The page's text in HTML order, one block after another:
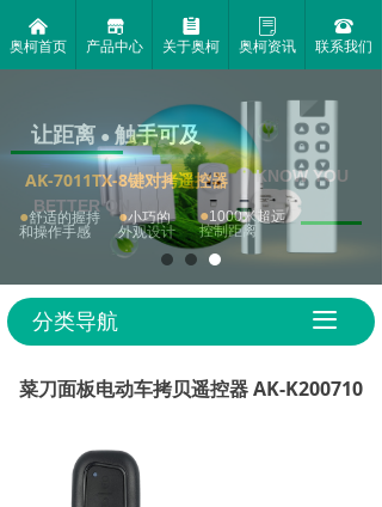
낀
奥柯首页
끵
产品中心
뀳
关于奥柯
ꂓ
奥柯资讯
뀰
联系我们
分类导航 끀
菜刀面板电动车拷贝遥控器 AK-K200710
BETTER ON
KNOW YOU